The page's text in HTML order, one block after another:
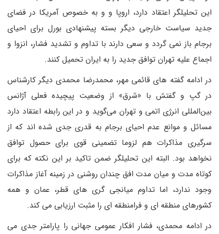
این تحلیلگر اعتقاد دارد، اروپا و و به خصوص آمریکا در فضای
جدید سیاست خارجی دیگر بسته پیشنهادی بورل برای احیای
برجام باز نمی گردد و سعی دارند با تداوم و تشدید فشار، انزوا و
اجماع علیه تهران توافق جدید را به ایران تحمیل کنند.
در ادامه گفته های قائمی مهر، محمدرضا محمدی دیگر کارشناس
در گپ و گفتش با «شرق» از وضعیت پیچیده فعلی آژانس
بین‌المللی انرژی اتمی و تهران می‌گوید و در این رابطه اعتقاد دارد
مسائل و موانع عدم احیای برجام به قدری جدی شده اند که از
سرگیری مذاکرات هم لزوما تضمینی قوی برای حصول توافق
نخواهد بود. البته این تحلیلگر ضمن تاکید بر این نکته که برای
کوتاه مدت و میان مدت افق چندان روشنی در زمینه آغاز مذاکرات
وجود ندارد، اما تداوم میانجی گری های قطر، عمان و همه
کشورهای منطقه ای و فرامنطقه ای را مثبت ارزیابی می کند.
در ادامه محمدی، فشار افکار عمومی جهانی را پارامتر جدی می